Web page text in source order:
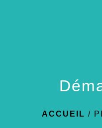
ACCUEIL /